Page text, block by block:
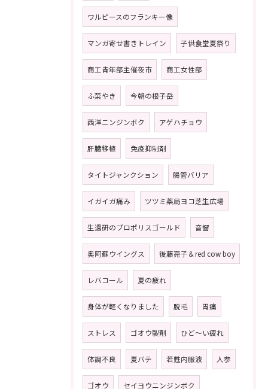
ワルピースのフランキー像
マンガ寄せ書きトレイン 子供食堂夏祭り
商工青年部主催夜市 商工女性部
ふ菜やき 今朝の根子岳
西洋ニンジンボク アゲハチョウ
肝臓移植 免疫抑制剤
タイトジャンクション 腸管バリア
イガイガ痛み ツツミ薬局ヨコ芝生広場
生還研のプロポリスゴールド 音響
奥阿蘇ウイングス 後藤亮子＆red cow boy
レバコール 夏の疲れ
身体が軽くなりました 脱毛 胃痛
ストレス ゴオウ製剤 ひど〜い疲れ
体調不良 夏バテ 若甦内服液 人参
ゴオウ セイヨウニンジンボク